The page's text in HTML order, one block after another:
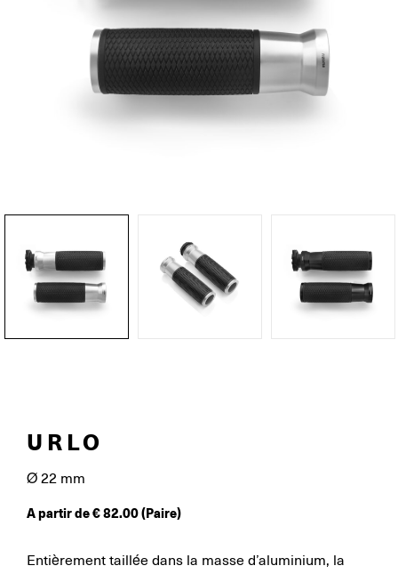
URLO
Ø 22 mm
A partir de€82.00(Paire)
Entièrement taillée dans la masse d’aluminium, la